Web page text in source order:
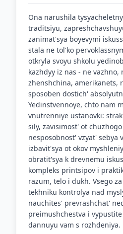
Ona narushila
traditsiyu,
zanimat'sya boyevymi
stala ne tol'ko
otkryla svoyu shkolu
kazhdyy iz nas - ne
zhenshchina, amerikanets,
sposoben dostich'
Yedinstvennoye, chto nam
vnutrenniye ustanovki:
sily, zavisimost' ot
nesposobnost' vzyat' sebya
izbavit'sya ot okov
obratit'sya k drevnemu
kompleks printsipov i
razum, telo i dukh. Vsego
tekhniku kontrolya nad
nauchites' prevrashchat'
preimushchestva i
dannuyu vam s rozhdeniya.